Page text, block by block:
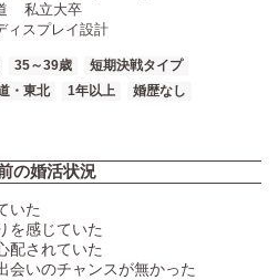
私立大卒
ィスプレイ設計
35～39歳
短期決戦タイプ
・東北
1年以上 婚歴なし
の婚活状況
いた
を感じていた
配されていた
会いのチャンスが無かった